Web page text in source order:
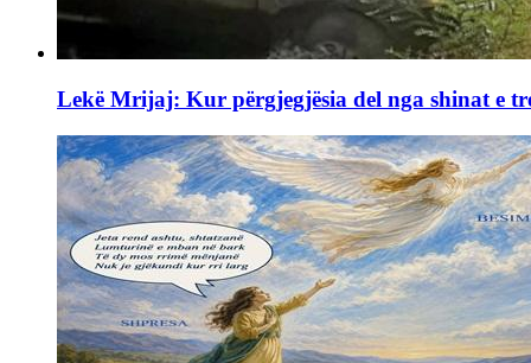
Lekë Mrijaj: Kur përgjegjësia del nga shinat e